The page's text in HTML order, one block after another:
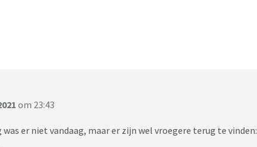
om 23:43
was er niet vandaag, maar er zijn wel vroegere terug te vinden: